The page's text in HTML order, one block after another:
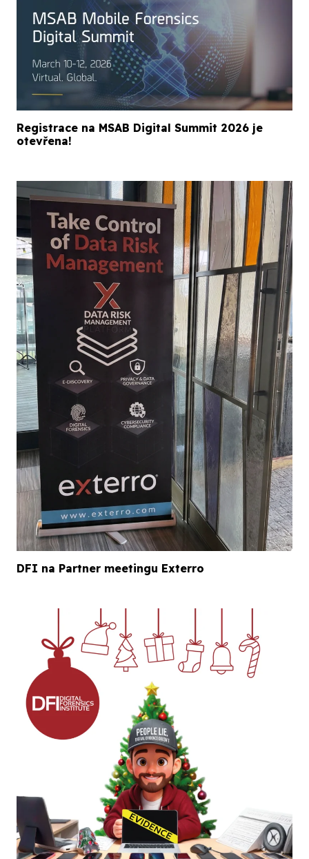
Registrace na MSAB Digital Summit 2026 je
otevřena!
DFI na Partner meetingu Exterro